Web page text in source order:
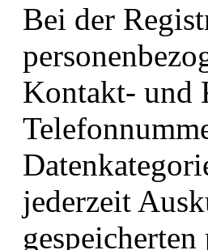
Bei der
Kontakt- und
jederzeit